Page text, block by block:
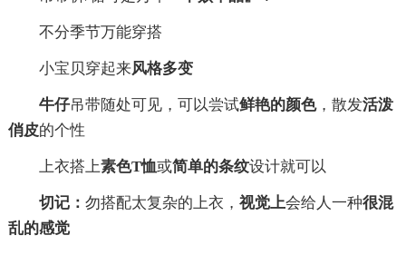
不分季节万能穿搭
小宝贝穿起来风格多变
牛仔吊带随处可见，可以尝试鲜艳的颜色，散发活泼
俏皮的个性
上衣搭上素色T恤或简单的条纹设计就可以
切记： 勿搭配太复杂的上衣， 视觉上会给人一种很混
乱的感觉